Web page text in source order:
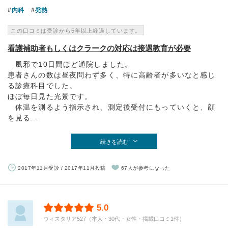
内科 発熱
この口コミは受診から5年以上経過しています。
看護補助者もしくはクラークの対応は接遇教育が必要
風邪で10日間ほど通院しました。
患者さんの数は昼夜問わず多く、特に高齢者が多いなと感じ
る診療科目でした。
ほぼ毎日見た光景です。
体温を測るよう指示され、測定後受付にもっていくと、顔
を見る...
続きを読む
2017年11月受診 / 2017年11月投稿 67人が参考になった
5.0
ウィスタリア527（本人・30代・女性・掲載口コミ1件）